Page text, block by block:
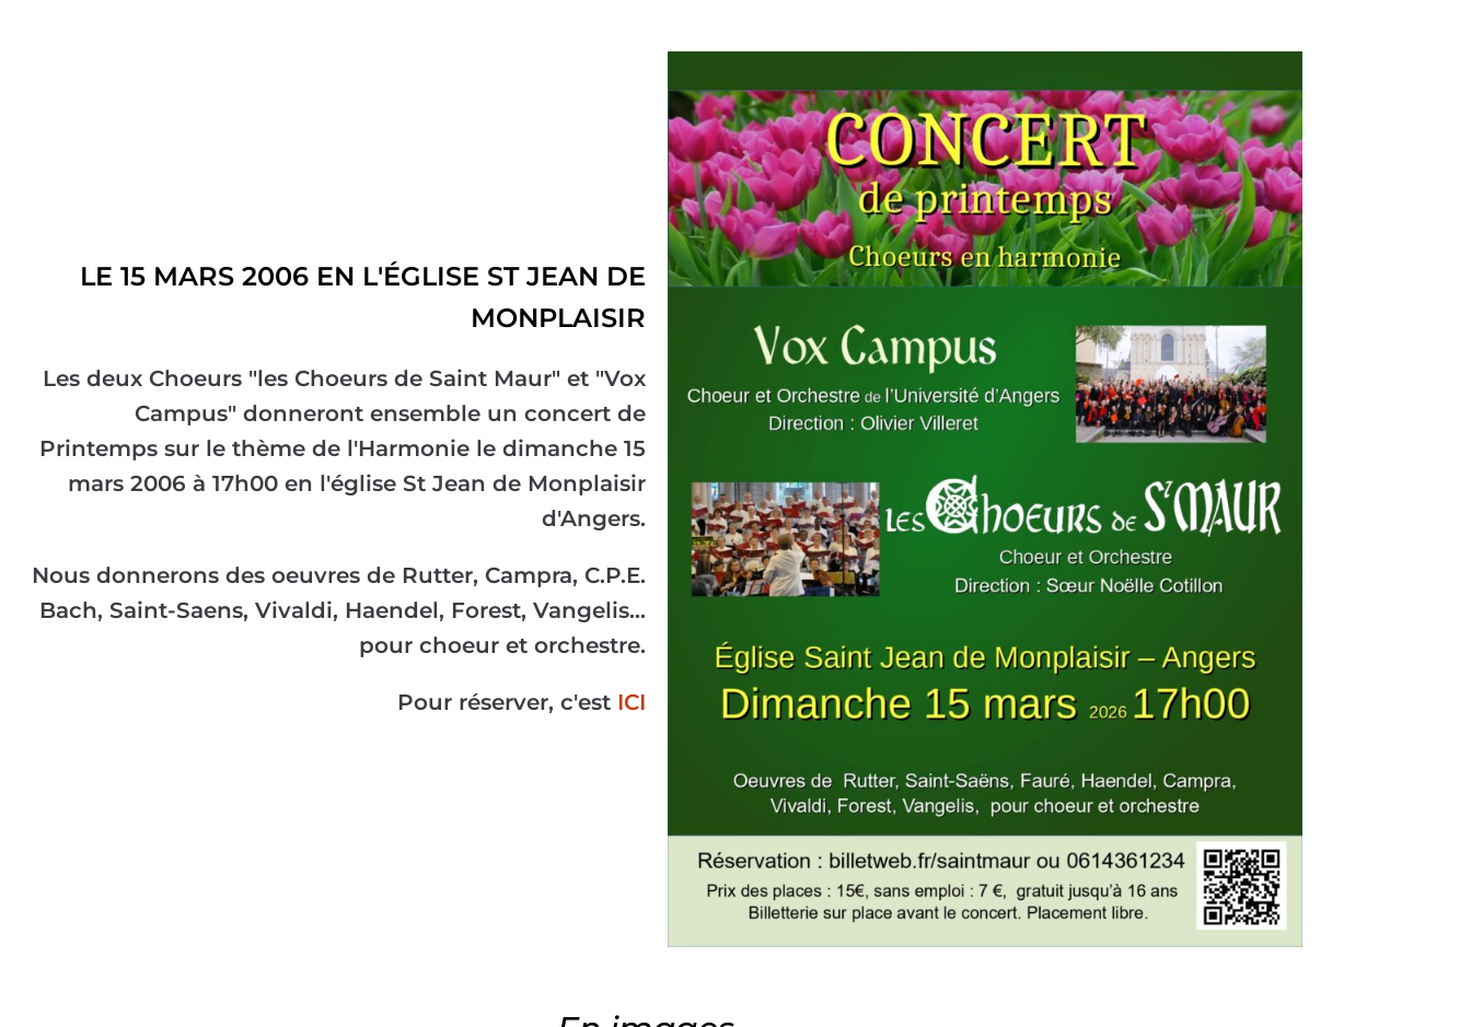
LE 15 MARS 2006 EN L'ÉGLISE ST JEAN DE
MONPLAISIR
Les deux Choeurs "les Choeurs de Saint Maur" et "Vox
Campus" donneront ensemble un concert de
Printemps sur le thème de l'Harmonie le dimanche 15
mars 2006 à 17h00 en l'église St Jean de Monplaisir
d'Angers.
Nous donnerons des oeuvres de Rutter, Campra, C.P.E.
Bach, Saint-Saens, Vivaldi, Haendel, Forest, Vangelis...
pour choeur et orchestre.
Pour réserver, c'est ICI